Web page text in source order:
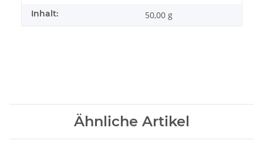
Inhalt: 50,00 g
Ähnliche Artikel